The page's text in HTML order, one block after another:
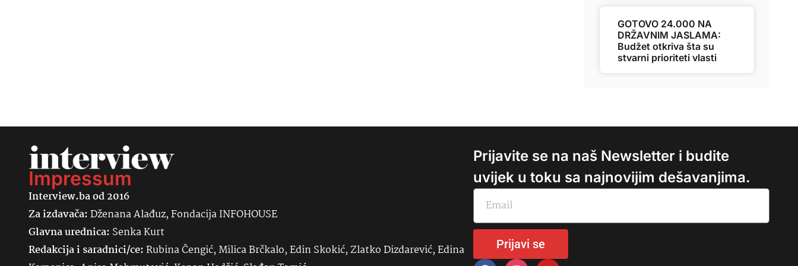
GOTOVO 24.000 NA
DRŽAVNIM JASLAMA:
Budžet otkriva šta su
stvarni prioriteti vlasti
Impressum
Interview.ba od 2016
Za izdavača:Dženana Alađuz, Fondacija INFOHOUSE
Glavna urednica: SenkaKurt
Redakcija i saradnici/ce:Rubina Čengić, Milica Brčkalo, Edin Skokić, Zlatko Dizdarević, Edina
Prijavite se na naš Newsletter i budite
uvijek u toku sa najnovijim dešavanjima.
Prijavi se